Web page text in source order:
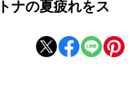
ナの夏疲れをス